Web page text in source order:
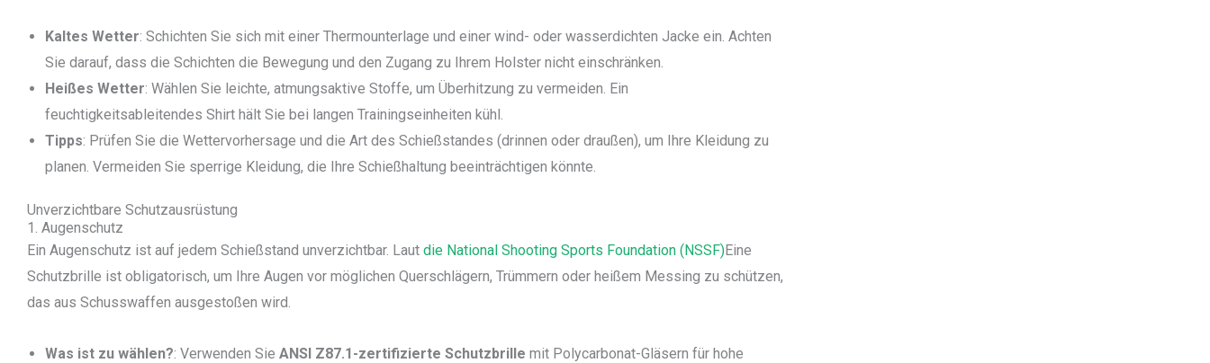
Kaltes Wetter: Schichten Sie sich mit einer Thermounterlage und einer wind- oder wasserdichten Jacke ein. Achten
Sie darauf, dass die Schichten die Bewegung und den Zugang zu Ihrem Holster nicht einschränken.
Heißes Wetter: Wählen Sie leichte, atmungsaktive Stoffe, um Überhitzung zu vermeiden. Ein
feuchtigkeitsableitendes Shirt hält Sie bei langen Trainingseinheiten kühl.
Tipps: Prüfen Sie die Wettervorhersage und die Art des Schießstandes (drinnen oder draußen), um Ihre Kleidung zu
planen. Vermeiden Sie sperrige Kleidung, die Ihre Schießhaltung beeinträchtigen könnte.
Unverzichtbare Schutzausrüstung
1. Augenschutz
Ein Augenschutz ist auf jedem Schießstand unverzichtbar. Laut die National Shooting Sports Foundation (NSSF)Eine
Schutzbrille ist obligatorisch, um Ihre Augen vor möglichen Querschlägern, Trümmern oder heißem Messing zu schützen,
das aus Schusswaffen ausgestoßen wird.
Was ist zu wählen?: Verwenden Sie ANSI Z87.1-zertifizierte Schutzbrille mit Polycarbonat-Gläsern für hohe